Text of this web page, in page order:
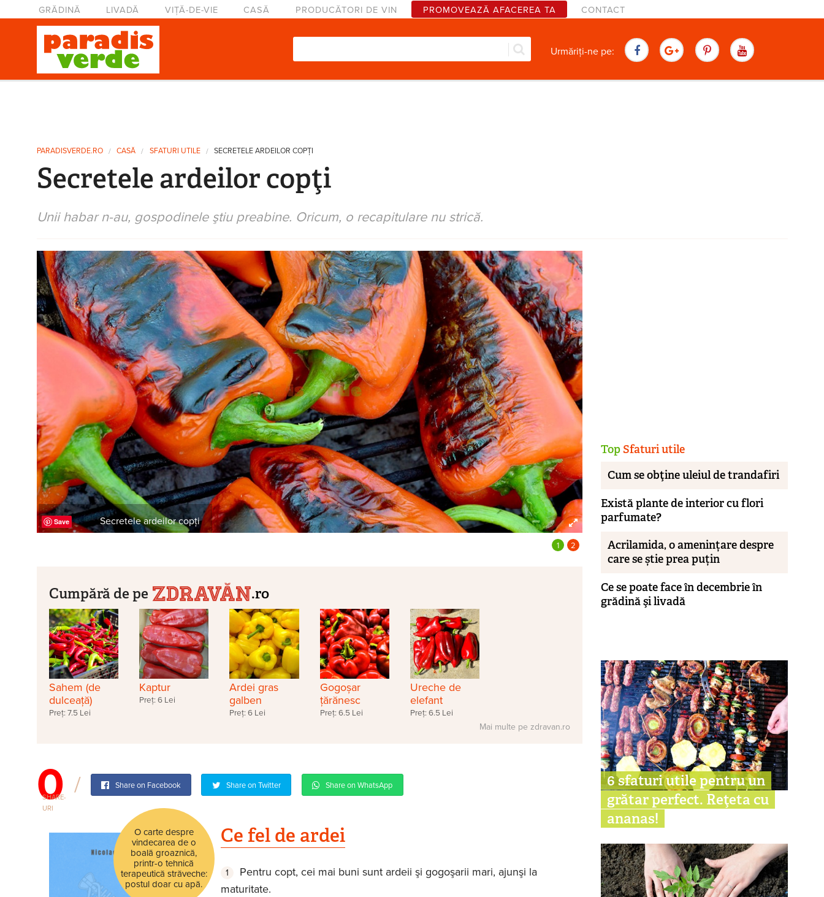
Mergi la conţinutul principal
Meniu principal
GRĂDINĂ LIVADĂ VIȚĂ-DE-VIE CASĂ PRODUCĂTORI DE VIN PROMOVEAZĂ AFACEREA TA CONTACT
Formular de căutare Urmăriți-ne pe:
Eşti aici
PARADISVERDE.RO CASĂ SFATURI UTILE SECRETELE ARDEILOR COPŢI
Secretele ardeilor copţi
Unii habar n-au, gospodinele ştiu preabine. Oricum, o recapitulare nu strică.
Save Secretele ardeilor copţi
Cumpără de pe .ro
Sahem (de
dulceață)
Preț: 7.5 Lei
Kaptur
Preț: 6 Lei
Ardei gras
galben
Preț: 6 Lei
Gogoșar
țărănesc
Preț: 6.5 Lei
Ureche de
elefant
Preț: 6.5 Lei
Mai multe pe zdravan.ro
0
SHARE-
URI
Share on Facebook Share on Twitter Share on WhatsApp
O carte despre
vindecarea de o
boală groaznică,
printr-o tehnică
terapeutică străveche:
postul doar cu apă.
Ce fel de ardei
Pentru copt, cei mai buni sunt ardeii şi gogoşarii mari, ajunşi la
maturitate.
TopSfaturi utile
Cum se obţine uleiul de trandafiri
Există plante de interior cu flori
parfumate?
Acrilamida, o amenințare despre
care se știe prea puțin
Ce se poate face în decembrie în
grădină şi livadă
6 sfaturi utile pentru un
grătar perfect. Reţeta cu
ananas!